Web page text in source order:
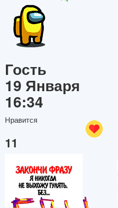
Гость
19 Января
16:34
Нравится
11